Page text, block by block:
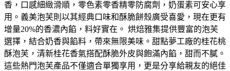
香，口感細緻滑順，零色素零香精零防腐劑，奶蛋素可安心享
用。義美泡芙則以其經典口味和酥脆餅殼廣受喜愛，現在更有
增量20%的香濃內餡，料好實在。 烘焙雅集提供豐富的泡芙
選擇，結合奶香與餡料，帶來無限美味。甜點夢工廠的桂花桃
酥泡芙，清新桂花香氣搭配酥脆外皮與飽滿內餡，甜而不膩。
這些熱門泡芙產品不僅適合單獨享用，更是分享給親友的絕佳